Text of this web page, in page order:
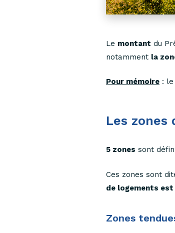
Le montant du
notamment la
Pour mémoire :
Les zones
5 zones sont
Ces zones sont
de logements
Zones